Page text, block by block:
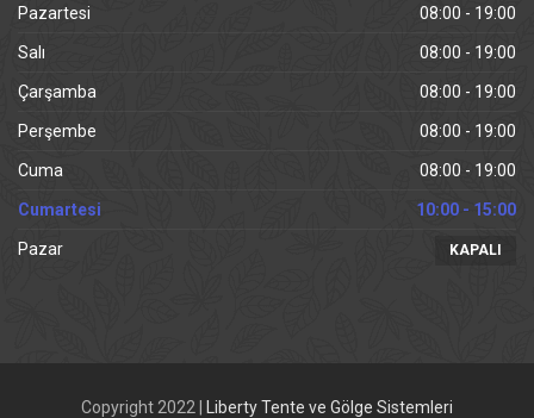
Pazartesi 08:00 - 19:00
Salı 08:00 - 19:00
Çarşamba 08:00 - 19:00
Perşembe 08:00 - 19:00
Cuma 08:00 - 19:00
Cumartesi 10:00 - 15:00
Pazar KAPALI
Copyright 2022 | Liberty Tente ve Gölge Sistemleri